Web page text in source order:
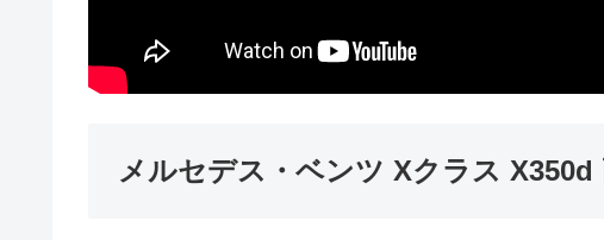
メルセデス・ベンツ Xクラス X350d